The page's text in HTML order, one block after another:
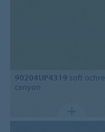
90204UP4319 soft ochre
canyon